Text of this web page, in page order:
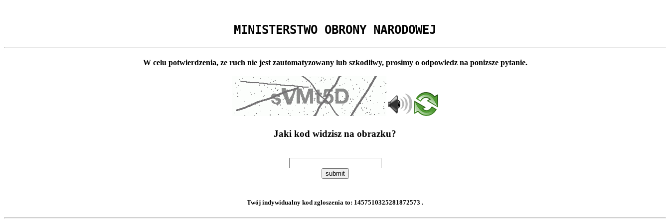
MINISTERSTWO OBRONY NARODOWEJ
W celu potwierdzenia, ze ruch nie jest zautomatyzowany lub szkodliwy, prosimy o odpowiedz na ponizsze pytanie.
Jaki kod widzisz na obrazku?
submit
Twój indywidualny kod zgloszenia to: 1457510325281872573 .